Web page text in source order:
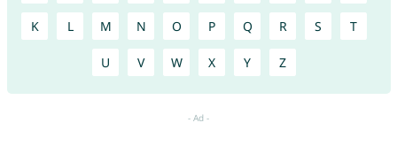
K L M N O P Q R S T
U V W X Y Z